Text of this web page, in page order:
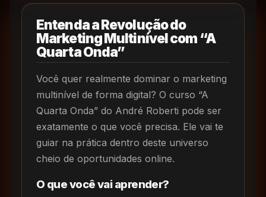
Entenda a Revolução do
Marketing Multinível com “A
Quarta Onda”
Você quer realmente dominar o marketing
multinível de forma digital? O curso “A
Quarta Onda” do André Roberti pode ser
exatamente o que você precisa. Ele vai te
guiar na prática dentro deste universo
cheio de oportunidades online.
O que você vai aprender?